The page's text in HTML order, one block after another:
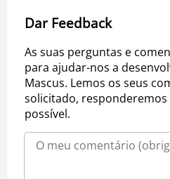
Dar Feedback
As suas perguntas e
para ajudar-nos a
Mascus. Lemos os seus
solicitado,
possível.